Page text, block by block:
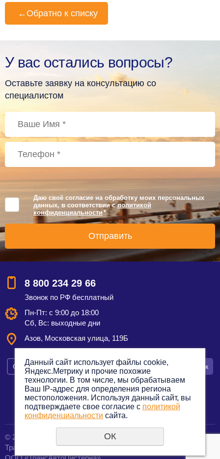
← Обратно к списку
У вас остались вопросы?
Оставьте заявку на консультацию со
специалистом
Даю своё согласие на обработку моих персональных
данных, в соответствии сполитикой
конфиденциальности *
8 800 234 29 66
Звонок по РФ бесплатный
Пн-Пт: с 9:00 до 18:00
Сб, Вс: выходные дни
Азов, Московская улица, 119Б
Смотреть на карте Оставить заявку Заказать звонок
Политика конфиденциальности
© 2012—2023. Все права защищены.
Транспортная компания по грузоперевозкам
Данный сайт использует файлы cookie,
Яндекс.Метрику и прочие похожие
технологии. В том числе, мы обрабатываем
Ваш IP-адрес для определения региона
местоположения. Используя данный сайт, вы
подтверждаете свое согласие с политикой
конфиденциальности сайта.
ОК